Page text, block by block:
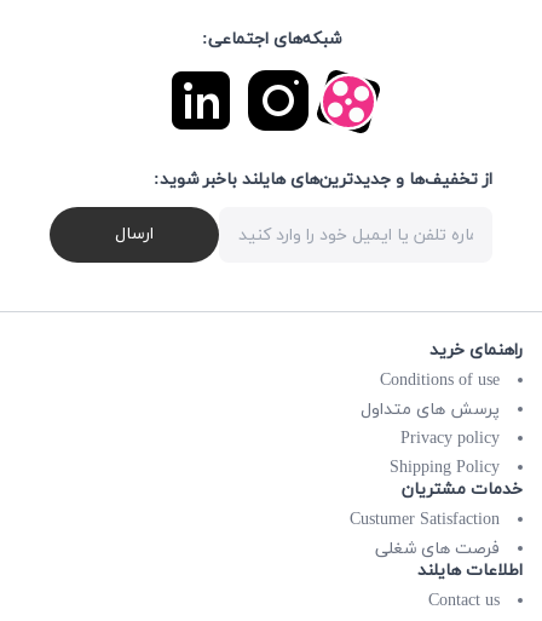
شبکه‌های اجتماعی:
از تخفیف‌ها و جدیدترین‌های هایلند باخبر شوید:
ارسال
راهنمای خرید
Conditions of use
پرسش های متداول
Privacy policy
Shipping Policy
خدمات مشتریان
Custumer Satisfaction
فرصت های شغلی
اطلاعات هایلند
Contact us